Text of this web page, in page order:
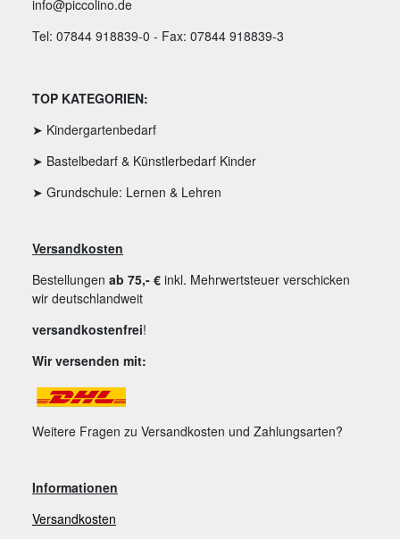
info@piccolino.de
Tel: 07844 918839-0 - Fax: 07844 918839-3
TOP KATEGORIEN:
➤ Kindergartenbedarf
➤ Bastelbedarf & Künstlerbedarf Kinder
➤ Grundschule: Lernen & Lehren
Versandkosten
Bestellungen ab 75,- € inkl. Mehrwertsteuer verschicken
wir deutschlandweit
versandkostenfrei!
Wir versenden mit:
Weitere Fragen zu Versandkosten und Zahlungsarten?
Informationen
Versandkosten